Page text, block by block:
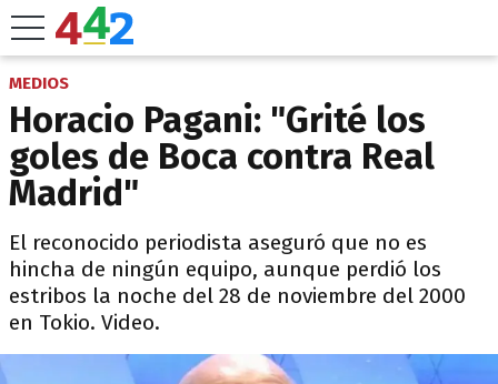
MEDIOS
Horacio Pagani: "Grité los
goles de Boca contra Real
Madrid"
El reconocido periodista aseguró que no es
hincha de ningún equipo, aunque perdió los
estribos la noche del 28 de noviembre del 2000
en Tokio. Video.